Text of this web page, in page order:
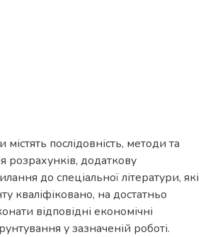
послідовність, методи та
розрахунків, додаткову
до спеціальної літератури, які
кваліфіковано, на достатньо
відповідні економічні
у зазначеній роботі.